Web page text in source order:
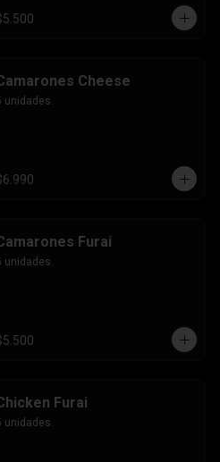
Cheese
unidades.
Furai
unidades.
Furai
unidades.